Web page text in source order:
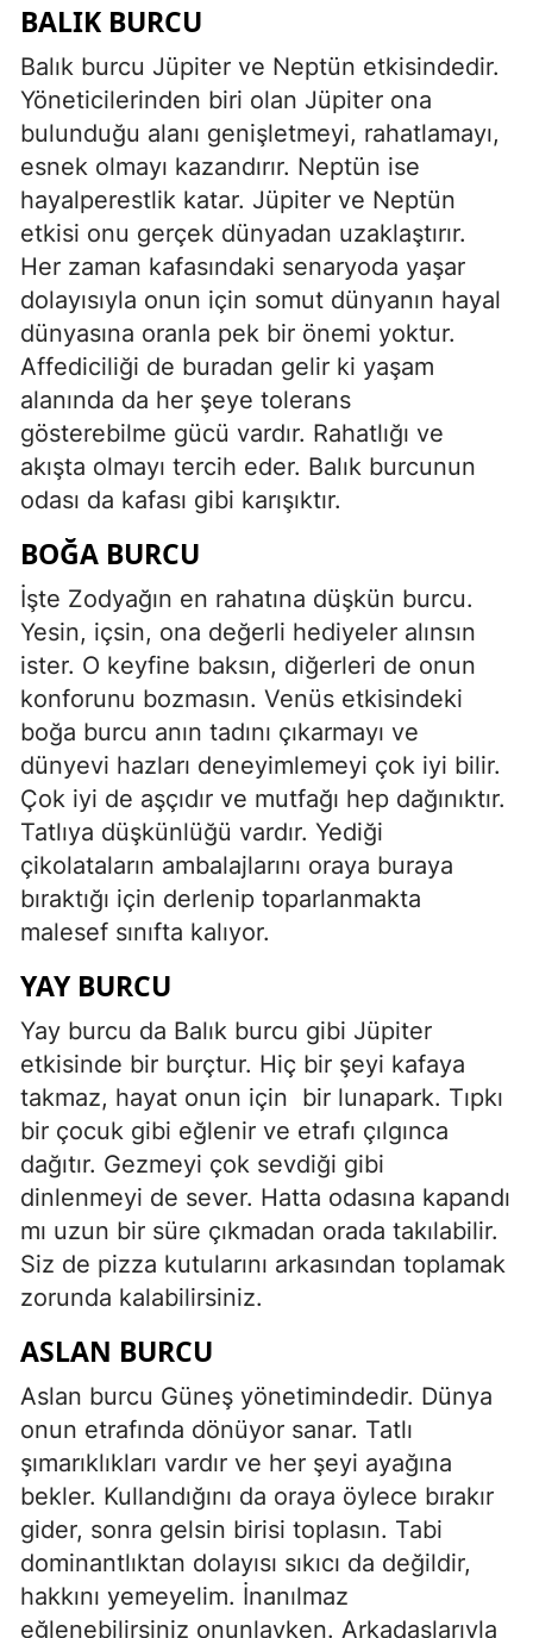
BALIK BURCU
Balık burcu Jüpiter ve Neptün etkisindedir.
Yöneticilerinden biri olan Jüpiter ona
bulunduğu alanı genişletmeyi, rahatlamayı,
esnek olmayı kazandırır. Neptün ise
hayalperestlik katar. Jüpiter ve Neptün
etkisi onu gerçek dünyadan uzaklaştırır.
Her zaman kafasındaki senaryoda yaşar
dolayısıyla onun için somut dünyanın hayal
dünyasına oranla pek bir önemi yoktur.
Affediciliği de buradan gelir ki yaşam
alanında da her şeye tolerans
gösterebilme gücü vardır. Rahatlığı ve
akışta olmayı tercih eder. Balık burcunun
odası da kafası gibi karışıktır.
BOĞA BURCU
İşte Zodyağın en rahatına düşkün burcu.
Yesin, içsin, ona değerli hediyeler alınsın
ister. O keyfine baksın, diğerleri de onun
konforunu bozmasın. Venüs etkisindeki
boğa burcu anın tadını çıkarmayı ve
dünyevi hazları deneyimlemeyi çok iyi bilir.
Çok iyi de aşçıdır ve mutfağı hep dağınıktır.
Tatlıya düşkünlüğü vardır. Yediği
çikolataların ambalajlarını oraya buraya
bıraktığı için derlenip toparlanmakta
malesef sınıfta kalıyor.
YAY BURCU
Yay burcu da Balık burcu gibi Jüpiter
etkisinde bir burçtur. Hiç bir şeyi kafaya
takmaz, hayat onun için bir lunapark. Tıpkı
bir çocuk gibi eğlenir ve etrafı çılgınca
dağıtır. Gezmeyi çok sevdiği gibi
dinlenmeyi de sever. Hatta odasına kapandı
mı uzun bir süre çıkmadan orada takılabilir.
Siz de pizza kutularını arkasından toplamak
zorunda kalabilirsiniz.
ASLAN BURCU
Aslan burcu Güneş yönetimindedir. Dünya
onun etrafında dönüyor sanar. Tatlı
şımarıklıkları vardır ve her şeyi ayağına
bekler. Kullandığını da oraya öylece bırakır
gider, sonra gelsin birisi toplasın. Tabi
dominantlıktan dolayısı sıkıcı da değildir,
hakkını yemeyelim. İnanılmaz
eğlenebilirsiniz onunlayken. Arkadaşlarıyla